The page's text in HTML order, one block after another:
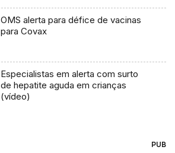
OMS alerta para défice de vacinas
para Covax
Especialistas em alerta com surto
de hepatite aguda em crianças
(vídeo)
PUB